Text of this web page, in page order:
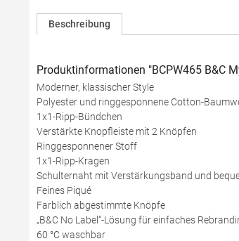
Beschreibung
Produktinformationen "BCPW465 B&C
Moderner, klassischer Style
Polyester und ringgesponnene Cotton-
1x1-Ripp-Bündchen
Verstärkte Knopfleiste mit 2 Knöpfen
Ringgesponnener Stoff
1x1-Ripp-Kragen
Schulternaht mit Verstärkungsband und
Feines Piqué
Farblich abgestimmte Knöpfe
„B&C No Label“-Lösung für einfaches
60 °C waschbar